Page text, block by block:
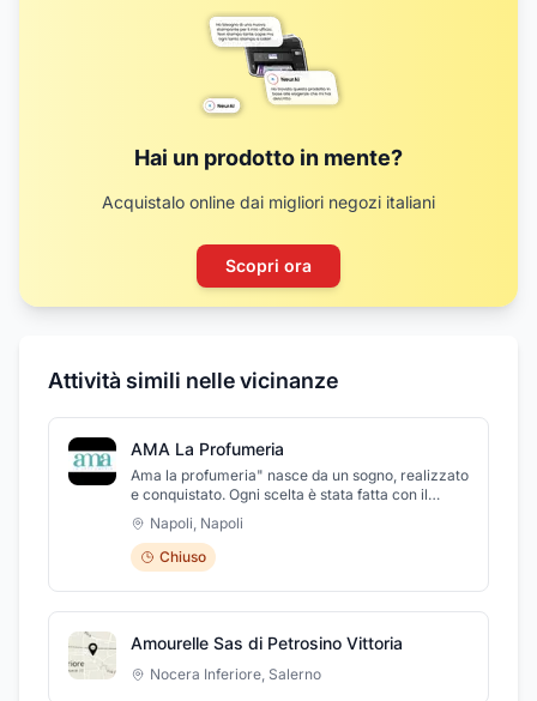
Hai un prodotto in mente?
Acquistalo online dai migliori negozi italiani
Scopri ora
Attività simili nelle vicinanze
AMA La Profumeria
Ama la profumeria" nasce da un sogno, realizzato
e conquistato. Ogni scelta è stata fatta con il
cuore: nella mia profumeria prodotti Bio, Naturali
e Cruelty Free da brand selezionati. Profumeria
esclusiva: immergiti in un mondo di fragranze
avvolgenti e prodotti di bellezza. Scopri profumi,
cosmetici e makeup, tra cui opzioni biologiche e
naturali per una bellezza autentica e rispettosa
Napoli, Napoli
Chiuso
Amourelle Sas di Petrosino Vittoria
Nocera Inferiore, Salerno